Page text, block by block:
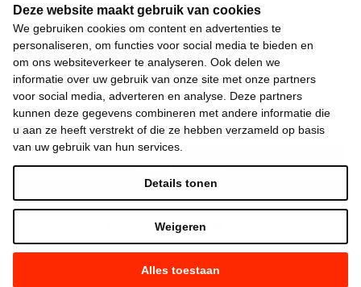
Deze website maakt gebruik van cookies
We gebruiken cookies om content en advertenties te
personaliseren, om functies voor social media te bieden en
om ons websiteverkeer te analyseren. Ook delen we
informatie over uw gebruik van onze site met onze partners
voor social media, adverteren en analyse. Deze partners
kunnen deze gegevens combineren met andere informatie die
u aan ze heeft verstrekt of die ze hebben verzameld op basis
van uw gebruik van hun services.
Alles toestaan
Weigeren
Details tonen
Snel
Over de beweging
Algemeen
Laatste nieuws